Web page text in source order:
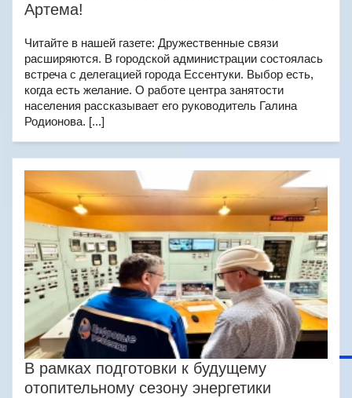
Артема!
Читайте в нашей газете: Дружественные связи
расширяются. В городской администрации состоялась
встреча с делегацией города Ессентуки. Выбор есть,
когда есть желание. О работе центра занятости
населения рассказывает его руководитель Галина
Родионова. [...]
В рамках подготовки к будущему
отопительному сезону энергетики